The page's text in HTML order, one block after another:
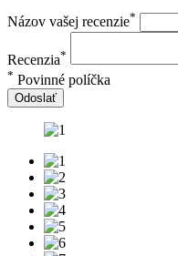
Názov vašej recenzie*
Recenzia*
* Povinné políčka
Odoslať